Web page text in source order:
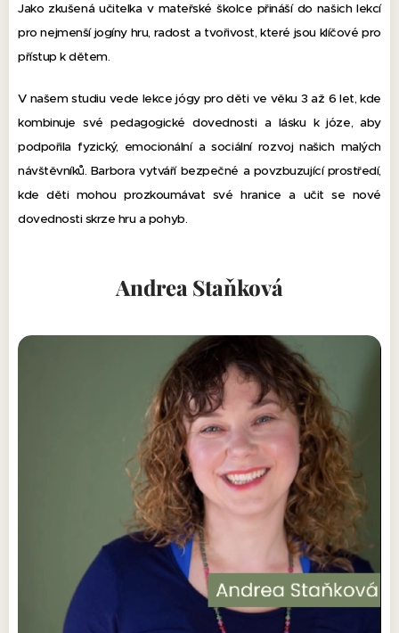
Jako zkušená učitelka v mateřské školce přináší do našich lekcí
pro nejmenší jogíny hru, radost a tvořivost, které jsou klíčové pro
přístup k dětem.
V našem studiu vede lekce jógy pro děti ve věku 3 až 6 let, kde
kombinuje své pedagogické dovednosti a lásku k józe, aby
podpořila fyzický, emocionální a sociální rozvoj našich malých
návštěvníků. Barbora vytváří bezpečné a povzbuzující prostředí,
kde děti mohou prozkoumávat své hranice a učit se nové
dovednosti skrze hru a pohyb.
Andrea Staňková